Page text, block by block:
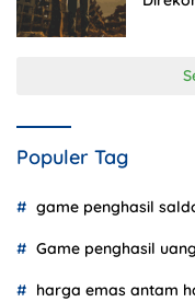
Populer Tag
game penghasil
Game penghasil
harga emas antam